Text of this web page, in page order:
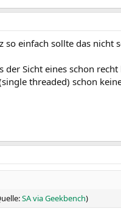
so einfach sollte das nicht
Sicht eines schon
threaded) schon
SA via Geekbench)